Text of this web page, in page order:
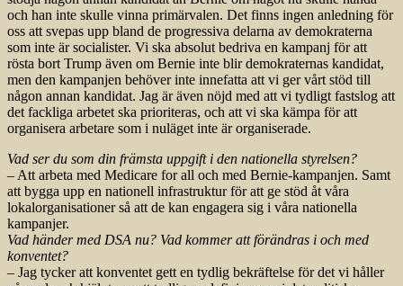
och han inte skulle vinna primärvalen. Det finns ingen anledning för
oss att svepas upp bland de progressiva delarna av demokraterna
som inte är socialister. Vi ska absolut bedriva en kampanj för att
rösta bort Trump även om Bernie inte blir demokraternas kandidat,
men den kampanjen behöver inte innefatta att vi ger vårt stöd till
någon annan kandidat. Jag är även nöjd med att vi tydligt fastslog att
det fackliga arbetet ska prioriteras, och att vi ska kämpa för att
organisera arbetare som i nuläget inte är organiserade.
Vad ser du som din främsta uppgift i den nationella styrelsen?
– Att arbeta med Medicare for all och med Bernie-kampanjen. Samt
att bygga upp en nationell infrastruktur för att ge stöd åt våra
lokalorganisationer så att de kan engagera sig i våra nationella
kampanjer.
Vad händer med DSA nu? Vad kommer att förändras i och med
konventet?
– Jag tycker att konventet gett en tydlig bekräftelse för det vi håller